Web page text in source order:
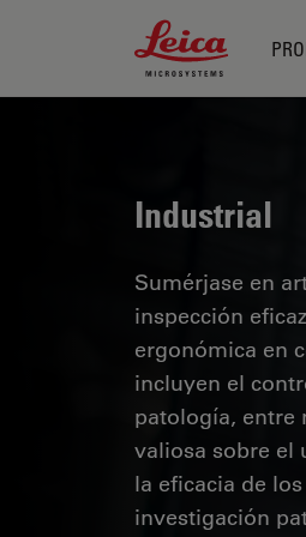
Leica
Industrial
Sumérjase en
inspección
ergonómica en
incluyen el
patología, entre
valiosa sobre el
la eficacia de
investigación